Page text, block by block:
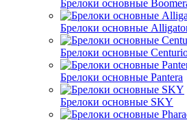
Брелоки основные
Брелоки основные
Брелоки основные
Брелоки основные Pantera
Брелоки основные SKY